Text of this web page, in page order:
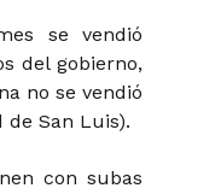
se vendió
del gobierno,
no se vendió
de San Luis).
con subas